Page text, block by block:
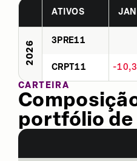
ATIVOS JAN
2026 3PRE11
CRPT11 -
CARTEIRA
portfólio de